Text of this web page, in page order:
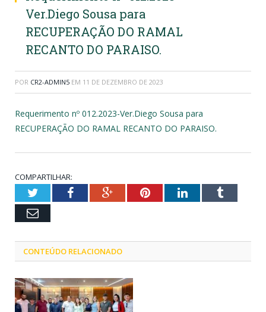
Ver.Diego Sousa para
RECUPERAÇÃO DO RAMAL
RECANTO DO PARAISO.
POR CR2-ADMIN5 EM 11 DE DEZEMBRO DE 2023
Requerimento nº 012.2023-Ver.Diego Sousa para
RECUPERAÇÃO DO RAMAL RECANTO DO PARAISO.
COMPARTILHAR:
TwitterFacebookGoogle+PinterestLinkedInTumblr
Email
CONTEÚDO RELACIONADO